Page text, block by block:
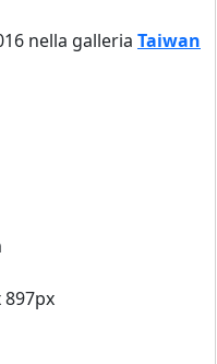
nella galleria Taiwan